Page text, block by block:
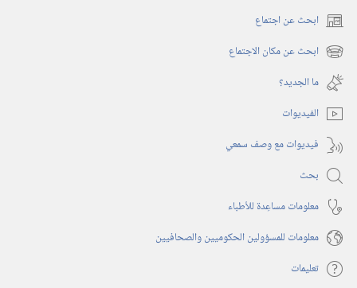
ابحث عن اجتماع (يفتح
نافذة ابحث عن مكان الاجتماع (يفتح
نافذة
جديدة)
ما الجديد؟‏
الفيديوات
فيديوات مع وصف سمعي
بحث
معلومات مساعِدة للأطباء
معلومات للمسؤولين الحكوميين والصحافيين
تعليمات